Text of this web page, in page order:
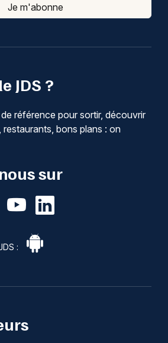
JDS ?
référence pour sortir, découvrir
bons plans : on
sur
:
Je m'abonne